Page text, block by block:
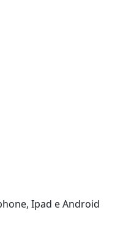
Ipad e Android